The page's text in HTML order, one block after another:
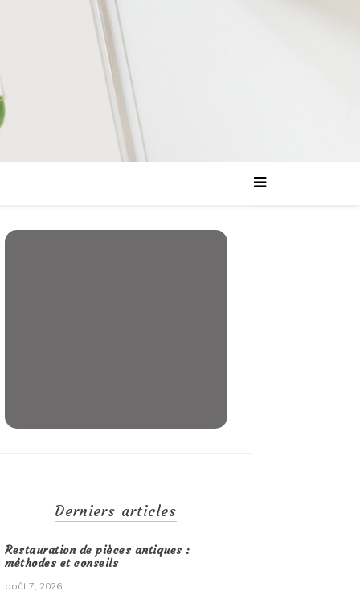
Derniers articles
Restauration de pièces antiques :
méthodes et conseils
août 7, 2026